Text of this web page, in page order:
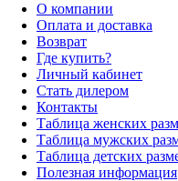
О компании
Оплата и доставка
Возврат
Где купить?
Личный кабинет
Стать дилером
Контакты
Таблица женских
Таблица мужских
Таблица детских
Полезная информация